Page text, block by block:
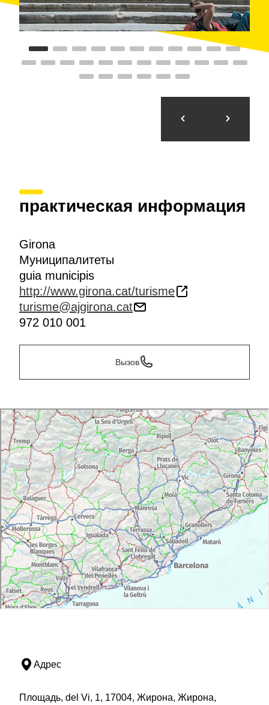
Арабские Ванные(XII-XIII века), Пия Альмоина
(XIII век),Дом Агуллана(XVI-XVII века),
старинныйдворец Карамани(XVI-XVIII века),
(1910-1918)
модерниста и неосентиста из Жироны Рафаэля
Однако привлекательность Жироны не
является одним из самых приятных
практическая информация
Girona
Муниципалитеты
guia municipis
http://www.girona.cat/turisme
turisme@ajgirona.cat
972 010 001
Вызов
Адрес
Площадь, del Vi, 1, 17004, Жирона, Жирона,